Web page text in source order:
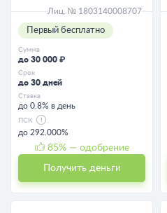
Лиц. № 1803140008707
Первый бесплатно
Сумма
до 30 000 ₽
Срок
до 30 дней
Ставка
до 0.8% в день
ПСК
до 292.000%
85% — одобрение
Получить деньги